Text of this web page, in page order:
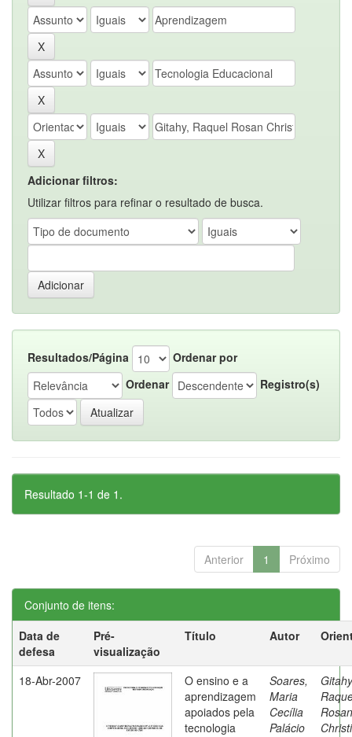
Adicionar filtros:
Utilizar filtros para refinar o resultado de busca.
Resultados/Página
Ordenar por
Ordenar
Registro(s)
Resultado 1-1 de 1.
Anterior 1 Próximo
Conjunto de itens:
Data de
defesa
Pré-
visualização
Título Autor
18-Abr-2007
O ensino e a
aprendizagem
apoiados pela
tecnologia
Soares,
Maria
Cecília
Palácio
Rosan